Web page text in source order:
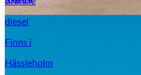
diesel
Finns i
Hässleholm